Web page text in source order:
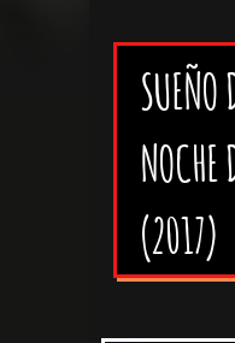
SUEÑO
NOCHE
(2017)